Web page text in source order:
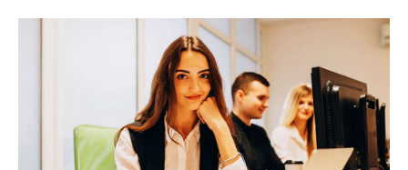
Últimas entradas